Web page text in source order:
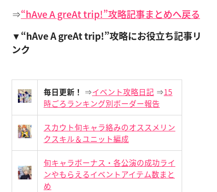
⇒“hAve A greAt trip!”攻略記事まとめへ戻る
▼“hAve A greAt trip!”攻略にお役立ち記事リ
ンク
毎日更新！ ⇒イベント攻略日記 ⇒15
時ごろランキング別ボーダー報告
スカウト旬キャラ絡みのオススメリン
クスキル＆ユニット編成
旬キャラボーナス・各公演の成功ライ
ンやもらえるイベントアイテム数まと
め